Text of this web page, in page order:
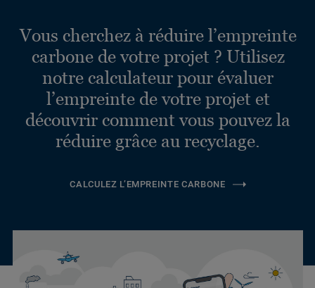
Vous cherchez à réduire l’empreinte
carbone de votre projet ? Utilisez
notre calculateur pour évaluer
l’empreinte de votre projet et
découvrir comment vous pouvez la
réduire grâce au recyclage.
CALCULEZ L’EMPREINTE CARBONE